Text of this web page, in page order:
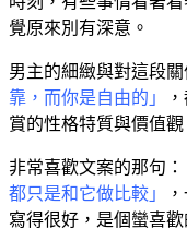
覺原來別有深意。
男主的細緻與對這段
靠，而你是自由的」
賞的性格特質與價值觀
非常喜歡文案的那句：
都只是和它做比較」
寫得很好，是個蠻喜